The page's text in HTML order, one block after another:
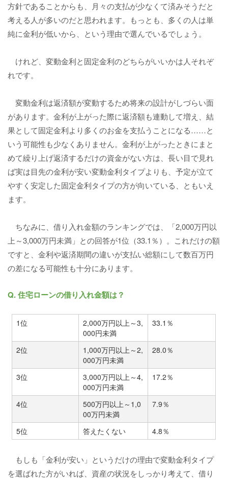
方針であることからも、月々の支払が少なくて済みそうだと
考える人が多いのだと思われます。もっとも、多くの人は単
純に金利が低いから、という理由で選んでいるでしょう。
けれど、変動金利と固定金利のどちらがいいかは人それぞ
れです。
変動金利は返済額が変動するため将来の設計がしづらい面
があります。金利が上がった際に返済額も連動して増え、結
果として固定金利より多くのお金を支払うことになる……と
いう可能性も少なくありません。金利が上がったときにまと
めて繰り上げ返済するだけの資金がない方は、長い目で見れ
ば実は目先の金利が安い変動金利タイプよりも、予定が立て
やすく安定した固定金利タイプの方が向いている、ともいえ
ます。
ちなみに、借り入れ金額のランキングでは、「2,000万円以
上～3,000万円未満」との回答が1位（33.1％）。これだけの額
ですと、金利や返済期間の違いが支払い総額にして数百万円
の差になる可能性も十分にあります。
Q. 住宅ローンの借り入れ金額は？
1位
2,000万円以上～3,
000円未満
33.1％
2位
1,000万円以上～2,
000万円未満
28.0％
3位
3,000万円以上～4,
000万円未満
17.2％
4位
500万円以上～1,0
00万円未満
7.9％
5位 答えたくない 4.8％
もしも「金利が安い」というだけの理由で変動金利タイプ
を選ばれた方がいれば、資産の状況をしっかり考えて、借り